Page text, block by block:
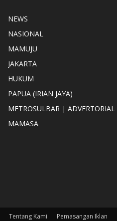
NEWS
NASIONAL
MAMUJU
JAKARTA
HUKUM
PAPUA (IRIAN JAYA)
METROSULBAR | ADVERTORIAL
MAMASA
Tentang Kami Pemasangan Iklan